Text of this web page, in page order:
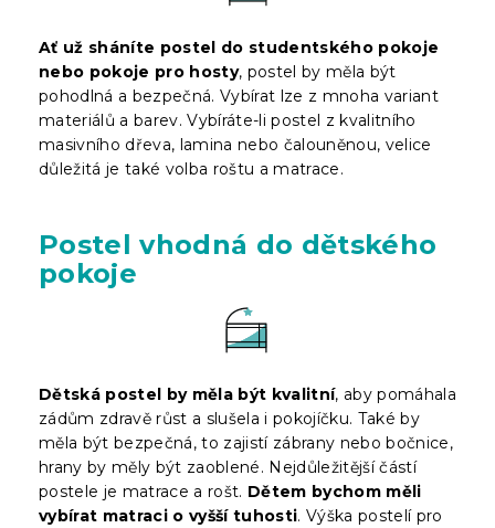
Ať už sháníte postel do studentského pokoje
nebo pokoje pro hosty, postel by měla být
pohodlná a bezpečná. Vybírat lze z mnoha variant
materiálů a barev. Vybíráte-li postel z kvalitního
masivního dřeva, lamina nebo čalouněnou, velice
důležitá je také volba roštu a matrace.
Postel vhodná do dětského
pokoje
Dětská postel by měla být kvalitní, aby pomáhala
zádům zdravě růst a slušela i pokojíčku. Také by
měla být bezpečná, to zajistí zábrany nebo bočnice,
hrany by měly být zaoblené. Nejdůležitější částí
postele je matrace a rošt. Dětem bychom měli
vybírat matraci o vyšší tuhosti. Výška postelí pro